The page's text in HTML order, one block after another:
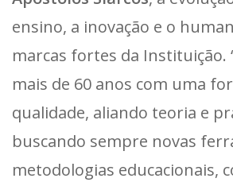
ensino, a inovação e o
marcas fortes da Instituição.
mais de 60 anos com uma
qualidade, aliando teoria e
buscando sempre novas
metodologias educacionais,